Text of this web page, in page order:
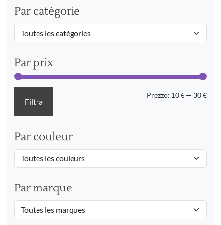
Par catégorie
Par prix
Filtra
Prezzo: 10 € — 30 €
Par couleur
Par marque